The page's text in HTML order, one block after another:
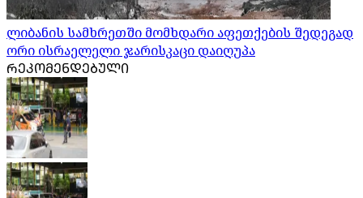
ლიბანის სამხრეთში მომხდარი აფეთქების შედეგად
ორი ისრაელელი ჯარისკაცი დაიღუპა
ᲠᲔᲙᲝᲛᲔᲜᲓᲔᲑᲣᲚᲘ